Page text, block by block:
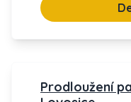
Prodloužení